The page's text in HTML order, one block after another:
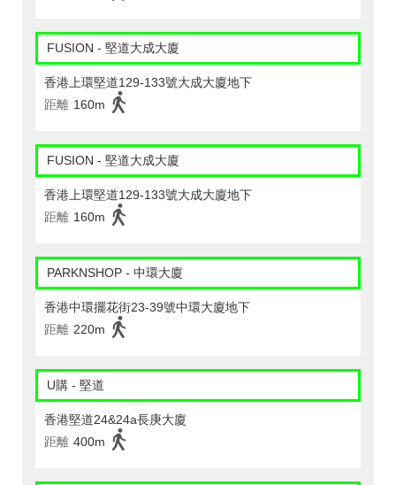
FUSION - 堅道大成大廈
香港上環堅道129-133號大成大廈地下
距離 160m
FUSION - 堅道大成大廈
香港上環堅道129-133號大成大廈地下
距離 160m
PARKNSHOP - 中環大廈
香港中環擺花街23-39號中環大廈地下
距離 220m
U購 - 堅道
香港堅道24&24a長庚大廈
距離 400m